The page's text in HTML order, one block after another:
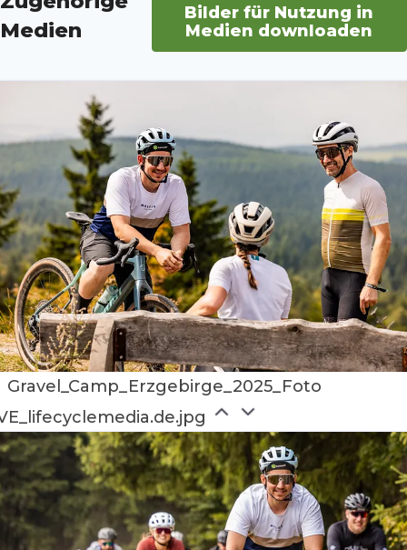
Medien
Bilder für Nutzung in
Medien downloaden
Gravel_Camp_Erzgebirge_2025_Foto